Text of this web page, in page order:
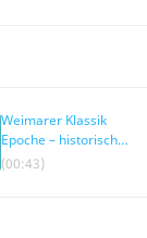
Weimarer Klassik
Epoche – historischer
Hintergrund
(00:43)